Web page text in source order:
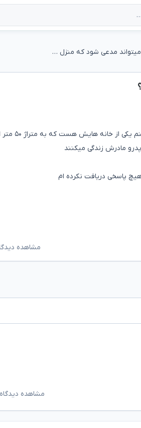
میخواستم ببینم میتواند مدعی شود که منزل جز مستثنیات دین است؟
همسر بنده تمام اموال خود را منتقل کرده به نام پدر
مادرش زندگی میکنند
پاسخی دریافت نکرده ام
مشاهده
مشاهده